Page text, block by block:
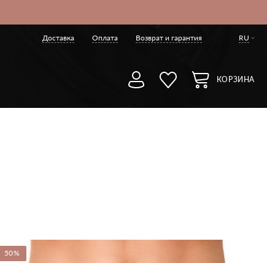
Доставка Оплата Возврат и гарантия RU
КОРЗИНА
50%